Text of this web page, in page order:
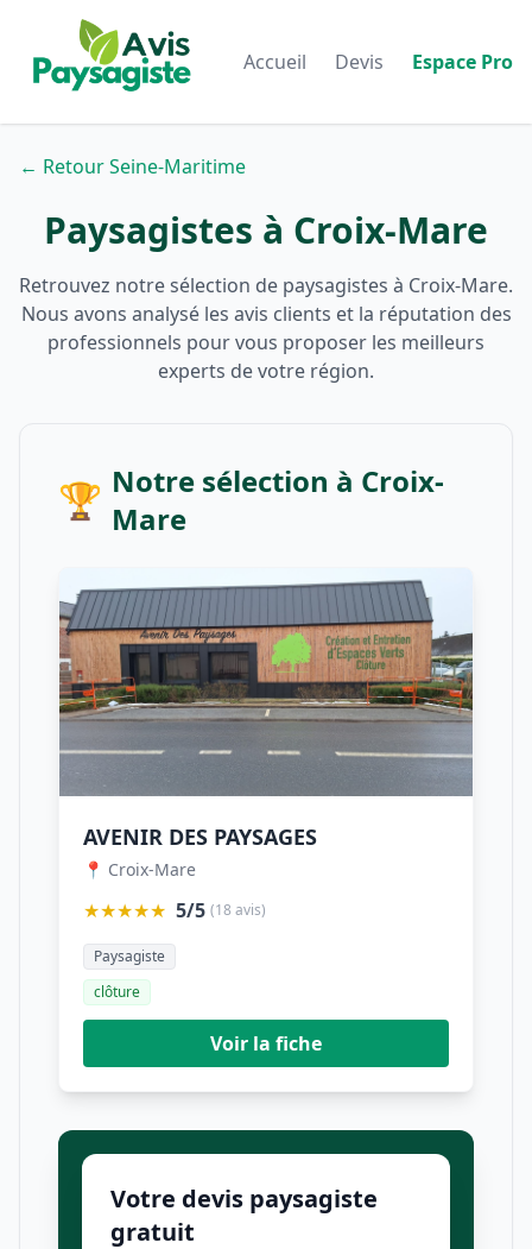
Accueil Devis Espace Pro
← Retour Seine-Maritime
Paysagistes à Croix-Mare
Retrouvez notre sélection de paysagistes à Croix-Mare.
Nous avons analysé les avis clients et la réputation des
professionnels pour vous proposer les meilleurs
experts de votre région.
🏆 Notre sélection à Croix-
Mare
AVENIR DES PAYSAGES
📍 Croix-Mare
★★★★★ 5/5 (18 avis)
Paysagiste
clôture
Voir la fiche
Votre devis paysagiste
gratuit